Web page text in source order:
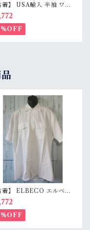
着】 USA輸入 半袖 ワー
ャツ L（身幅59.5cm）
ジュグレー スナップボタ
手 アメカジ RankB
着】 ELBECO エルベコ
ワークシャツ L（身幅63.
） ホワイト 白 ビッグシ
ット オーバーサイズ Ran